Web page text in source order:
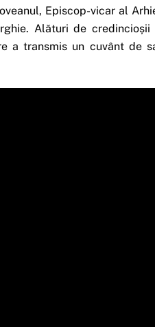
Episcop-vicar al
Alături de
a transmis un cuvânt de